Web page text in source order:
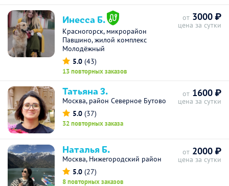
Инесса Б.
Красногорск, микрорайон
Павшино, жилой комплекс
Молодёжный
5.0 (43)
13 повторных заказов
от 3000 ₽
цена за сутки
Татьяна З.
Москва, район Северное Бутово
5.0 (37)
32 повторных заказа
от 1600 ₽
цена за сутки
Наталья Б.
Москва, Нижегородский район
5.0 (27)
8 повторных заказов
от 2000 ₽
цена за сутки